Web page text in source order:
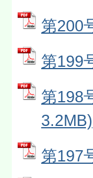
第200
第199
第198
3.2MB)
第197